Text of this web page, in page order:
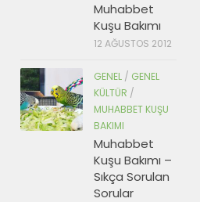
Muhabbet
Kuşu Bakımı
12 AĞUSTOS 2012
GENEL / GENEL
KÜLTÜR /
MUHABBET KUŞU
BAKIMI
Muhabbet
Kuşu Bakımı –
Sıkça Sorulan
Sorular